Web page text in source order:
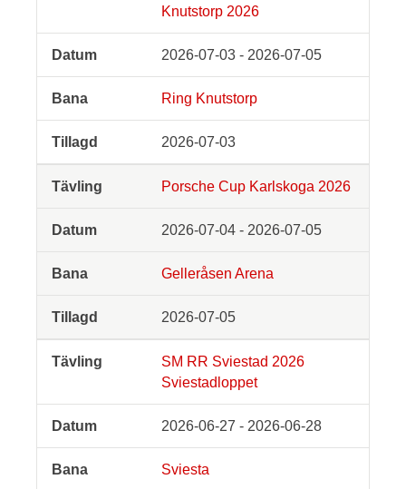
Knutstorp 2026
2026-07-03 - 2026-07-05
Ring Knutstorp
2026-07-03
Porsche Cup Karlskoga 2026
2026-07-04 - 2026-07-05
Gelleråsen Arena
2026-07-05
SM RR Sviestad 2026
Sviestadloppet
2026-06-27 - 2026-06-28
Sviesta